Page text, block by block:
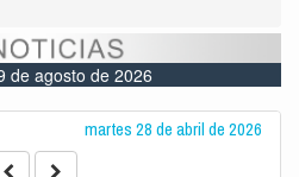
de agosto de 2026
martes 28 de abril de 2026